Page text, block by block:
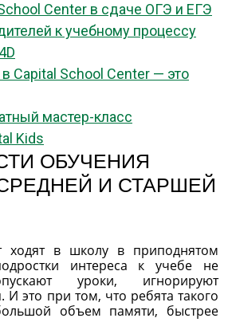
Center в сдаче ОГЭ и ЕГЭ
к учебному процессу
Capital School Center — это
мастер-класс
Kids
ОБУЧЕНИЯ
И СТАРШЕЙ
ходят в школу в приподнятом
интереса к учебе не
уроки, игнорируют
это при том, что ребята такого
объем памяти, быстрее